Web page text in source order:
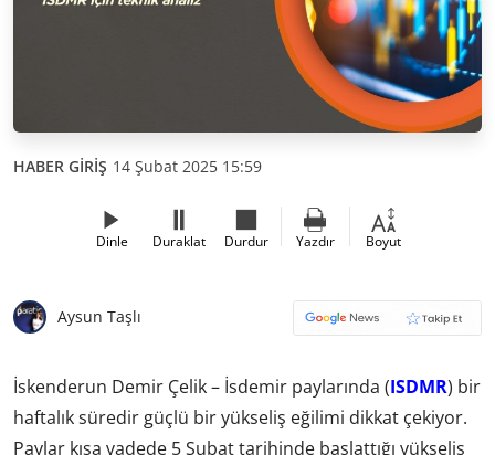
HABER GİRİŞ 14 Şubat 2025 15:59
Dinle Duraklat Durdur Yazdır Boyut
Aysun Taşlı
İskenderun Demir Çelik – İsdemir paylarında (ISDMR) bir
haftalık süredir güçlü bir yükseliş eğilimi dikkat çekiyor.
Paylar kısa vadede 5 Şubat tarihinde başlattığı yükseliş